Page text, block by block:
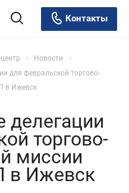
Контакты
Новости
для февральской торгово-
в Ижевск
делегации
торгово-
миссии
в Ижевск